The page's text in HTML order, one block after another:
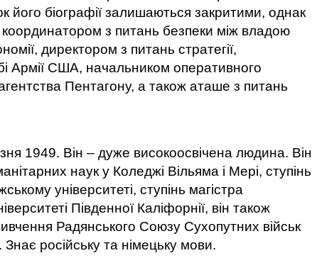
його біографії залишаються закритими, однак
з питань безпеки між владою
директором з питань стратегії,
Армії США, начальником оперативного
Пентагону, а також аташе з питань
1949. Він – дуже високоосвічена людина. Він
наук у Коледжі Вільяма і Мері, ступінь
університеті, ступінь магістра
Південної Каліфорнії, він також
Радянського Союзу Сухопутних військ
російську та німецьку мови.